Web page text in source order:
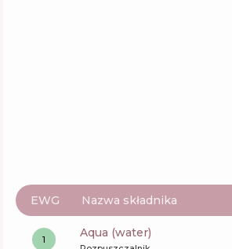
EWG Nazwa składnika
1 aqua (water)